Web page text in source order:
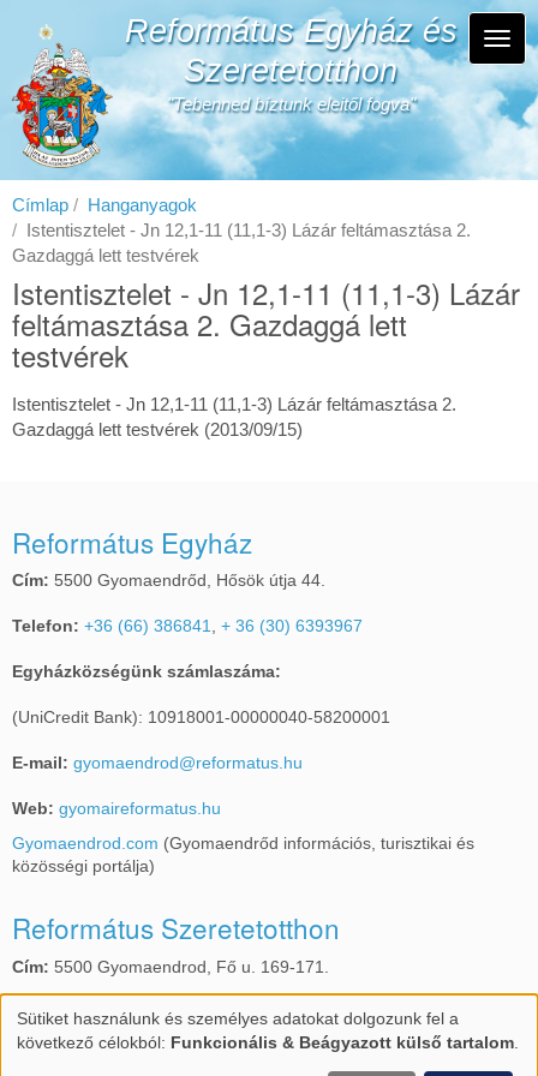
tartalomra
Református Egyház és
Szeretetotthon
"Tebenned bíztunk eleitől fogva"
Címlap
Hanganyagok
Istentisztelet - Jn 12,1-11 (11,1-3) Lázár feltámasztása 2.
Gazdaggá lett testvérek
Istentisztelet - Jn 12,1-11 (11,1-3) Lázár
feltámasztása 2. Gazdaggá lett
testvérek
Istentisztelet - Jn 12,1-11 (11,1-3) Lázár feltámasztása 2.
Gazdaggá lett testvérek (2013/09/15)
Református Egyház
Cím: 5500 Gyomaendrőd, Hősök útja 44.
Telefon: +36 (66) 386841, + 36 (30) 6393967
Egyházközségünk számlaszáma:
(UniCredit Bank): 10918001-00000040-58200001
E-mail: gyomaendrod@reformatus.hu
Web: gyomaireformatus.hu
Gyomaendrod.com (Gyomaendrőd információs, turisztikai és
közösségi portálja)
Református Szeretetotthon
Cím: 5500 Gyomaendrod, Fő u. 169-171.
Telefon: +36 (66) 386587 ,+36 (30) 6905720
Személyes
Sütiket használunk és személyes adatokat dolgozunk fel a
következő célokból: Funkcionális & Beágyazott külső tartalom